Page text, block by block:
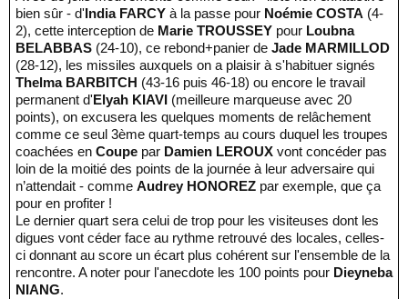
bien sûr - d' India FARCY à la passe pour Noémie COSTA (4-
2), cette interception de Marie TROUSSEY pour Loubna
BELABBAS (24-10), ce rebond+panier de Jade MARMILLOD
(28-12), les missiles auxquels on a plaisir à s'habituer signés
Thelma BARBITCH (43-16 puis 46-18) ou encore le travail
permanent d' Elyah KIAVI (meilleure marqueuse avec 20
points), on excusera les quelques moments de relâchement
comme ce seul 3ème quart-temps au cours duquel les troupes
coachées en Coupe par Damien LEROUX vont concéder pas
loin de la moitié des points de la journée à leur adversaire qui
n’attendait - comme Audrey HONOREZ par exemple, que ça
pour en profiter !
Le dernier quart sera celui de trop pour les visiteuses dont les
digues vont céder face au rythme retrouvé des locales, celles-
ci donnant au score un écart plus cohérent sur l'ensemble de la
rencontre. A noter pour l'anecdote les 100 points pour Dieyneba
NIANG.